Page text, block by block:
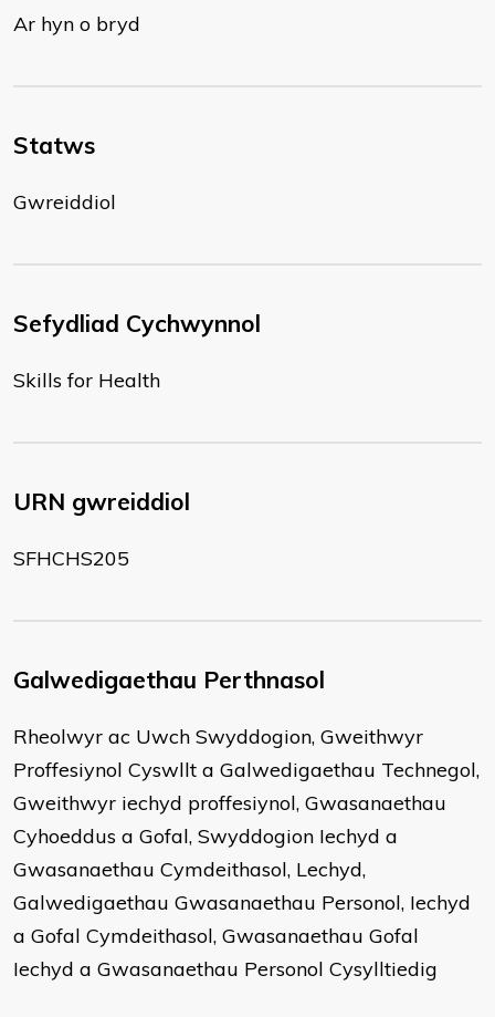
Ar hyn o bryd
Statws
Gwreiddiol
Sefydliad Cychwynnol
Skills for Health
URN gwreiddiol
SFHCHS205
Galwedigaethau Perthnasol
Rheolwyr ac Uwch Swyddogion, Gweithwyr
Proffesiynol Cyswllt a Galwedigaethau Technegol,
Gweithwyr iechyd proffesiynol, Gwasanaethau
Cyhoeddus a Gofal, Swyddogion Iechyd a
Gwasanaethau Cymdeithasol, Lechyd,
Galwedigaethau Gwasanaethau Personol, Iechyd
a Gofal Cymdeithasol, Gwasanaethau Gofal
Iechyd a Gwasanaethau Personol Cysylltiedig